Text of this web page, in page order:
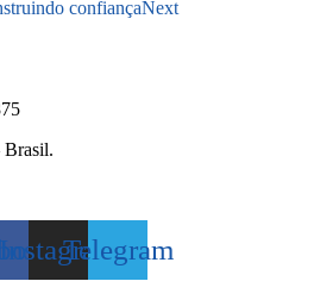
confiançaNext
Brasil.
InstagramTelegram